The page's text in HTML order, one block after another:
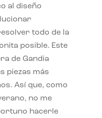
al diseño
todo de la
posible. Este
de Gandia
piezas más
Así que, como
no me
hacerle